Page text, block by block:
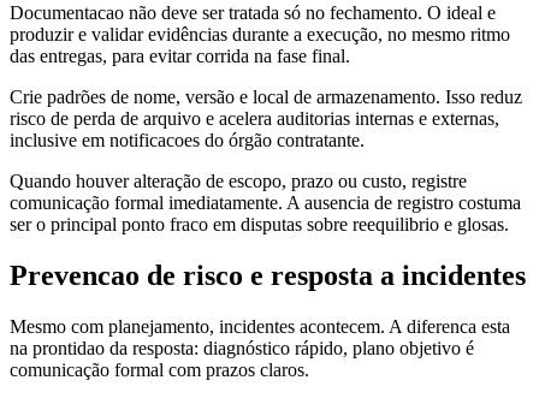
Documentacao não deve ser tratada só no fechamento. O ideal e
produzir e validar evidências durante a execução, no mesmo ritmo
das entregas, para evitar corrida na fase final.
Crie padrões de nome, versão e local de armazenamento. Isso reduz
risco de perda de arquivo e acelera auditorias internas e externas,
inclusive em notificacoes do órgão contratante.
Quando houver alteração de escopo, prazo ou custo, registre
comunicação formal imediatamente. A ausencia de registro costuma
ser o principal ponto fraco em disputas sobre reequilibrio e glosas.
Prevencao de risco e resposta a incidentes
Mesmo com planejamento, incidentes acontecem. A diferenca esta
na prontidao da resposta: diagnóstico rápido, plano objetivo é
comunicação formal com prazos claros.